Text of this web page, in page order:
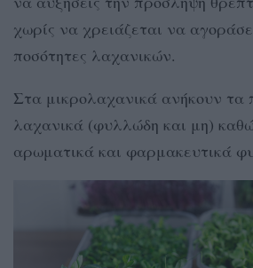
χωρίς να χρειάζεται να
ποσότητες λαχανικών.
Στα μικρολαχανικά ανήκουν τα
λαχανικά (φυλλώδη και μη)
αρωματικά και φαρμακευτικά